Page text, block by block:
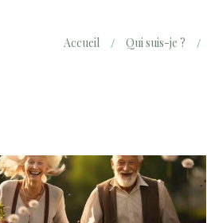
Accueil Qui suis-je ?